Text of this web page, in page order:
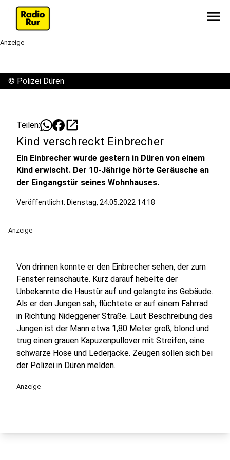
menu
Anzeige
© Polizei Düren
Teilen: open_in_new
Kind verschreckt Einbrecher
Ein Einbrecher wurde gestern in Düren von einem
Kind erwischt. Der 10-Jährige hörte Geräusche an
der Eingangstür seines Wohnhauses.
Veröffentlicht: Dienstag, 24.05.2022 14:18
Anzeige
Von drinnen konnte er den Einbrecher sehen, der zum
Fenster reinschaute. Kurz darauf hebelte der
Unbekannte die Haustür auf und gelangte ins Gebäude.
Als er den Jungen sah, flüchtete er auf einem Fahrrad
in Richtung Nideggener Straße. Laut Beschreibung des
Jungen ist der Mann etwa 1,80 Meter groß, blond und
trug einen grauen Kapuzenpullover mit Streifen, eine
schwarze Hose und Lederjacke. Zeugen sollen sich bei
der Polizei in Düren melden.
Anzeige